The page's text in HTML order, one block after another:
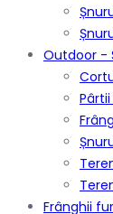
Outdoor -
Frânghii